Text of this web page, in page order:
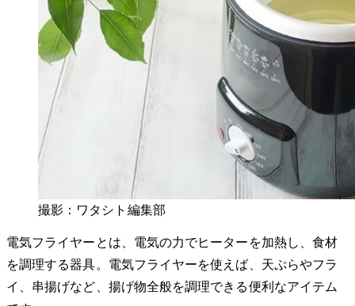
撮影：ワタシト編集部
電気フライヤーとは、電気の力でヒーターを加熱し、食材
を調理する器具。電気フライヤーを使えば、天ぷらやフラ
イ、串揚げなど、揚げ物全般を調理できる便利なアイテム